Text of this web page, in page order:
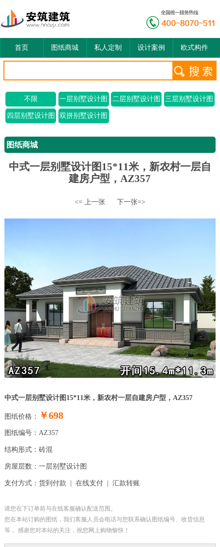
首页 图纸商城 私人定制 设计案例 欧式构件
不限 一层别墅设计图 二层别墅设计图 三层别墅设计图
四层别墅设计图 双拼别墅设计图
图纸商城
中式一层别墅设计图15*11米，新农村一层自
建房户型，AZ357
<= 上一张 下一张=>
中式一层别墅设计图15*11米，新农村一层自建房户型，AZ357
图纸价格： ￥698
图纸编号：AZ357
结构形式：砖混
房屋层数：一层别墅设计图
支付方式：货到付款 | 在线支付 | 汇款转账
请您在下订单前与在线客服确认配送范围。
您在本站订购的图纸，我们客服人员会电话与您联系确认图纸编号、收货信息
等， 感谢您对本站的关注，祝您网上购物愉快！